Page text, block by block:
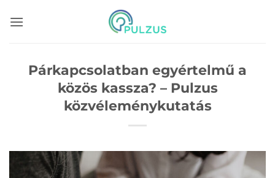
Párkapcsolatban egyértelmű a
közös kassza? – Pulzus
közvéleménykutatás